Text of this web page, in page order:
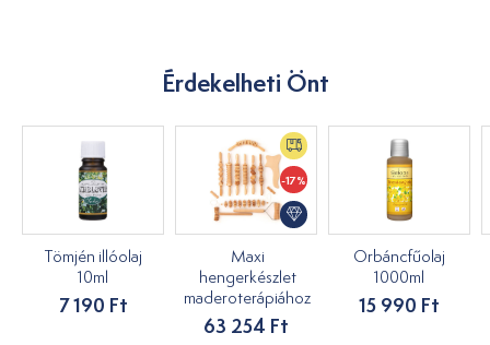
Érdekelheti Önt
Tömjén illóolaj
10ml
7 190 Ft
-17%
Maxi
hengerkészlet
maderoterápiához
63 254 Ft
Orbáncfűolaj
1000ml
15 990 Ft